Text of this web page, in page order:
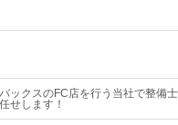
ックスのFC店を行う当社で整備
せします！